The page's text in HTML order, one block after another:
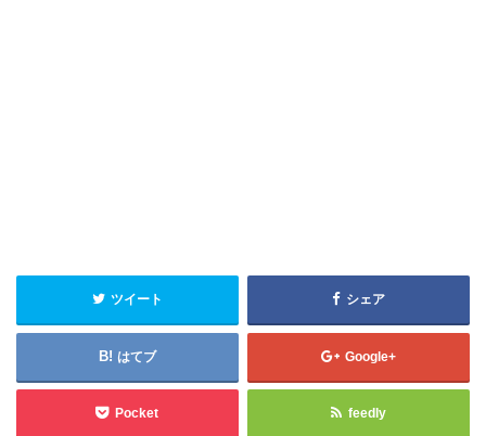
ツイート シェア
はてブ Google+
Pocket feedly